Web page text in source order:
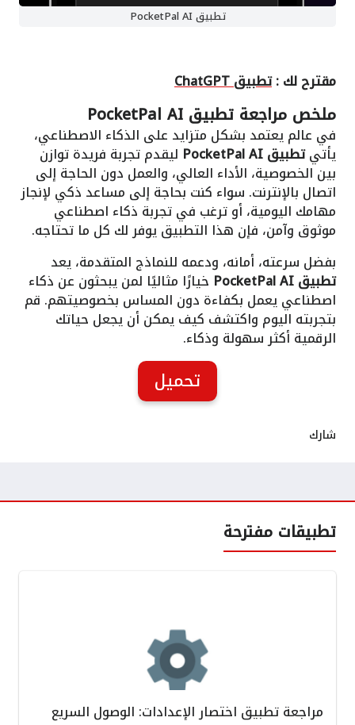
تطبيق PocketPal AI
مقترح لك :تطبيق ChatGPT
ملخص مراجعة تطبيق PocketPal AI
في عالم يعتمد بشكل متزايد على الذكاء الاصطناعي،
يأتيتطبيق PocketPal AI ليقدم تجربة فريدة توازن
بين الخصوصية، الأداء العالي، والعمل دون الحاجة إلى
اتصال بالإنترنت. سواء كنت بحاجة إلى مساعد ذكي لإنجاز
مهامك اليومية، أو ترغب في تجربة ذكاء اصطناعي
موثوق وآمن، فإن هذا التطبيق يوفر لك كل ما تحتاجه.
بفضل سرعته، أمانه، ودعمه للنماذج المتقدمة، يعد
تطبيق PocketPal AI خيارًا مثاليًا لمن يبحثون عن ذكاء
اصطناعي يعمل بكفاءة دون المساس بخصوصيتهم. قم
بتجربته اليوم واكتشف كيف يمكن أن يجعل حياتك
الرقمية أكثر سهولة وذكاء.
تحميل
شارك
تطبيقات مفترحة
مراجعة تطبيق اختصار الإعدادات: الوصول السريع